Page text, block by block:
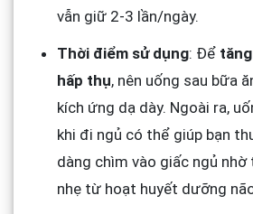
vẫn giữ 2-3 lần/ngày.
Thời điểm sử dụng: Để
hấp thụ, nên uống sau bữa
kích ứng dạ dày. Ngoài ra,
khi đi ngủ có thể giúp bạn
dàng chìm vào giấc ngủ nhờ
nhẹ từ hoạt huyết dưỡng